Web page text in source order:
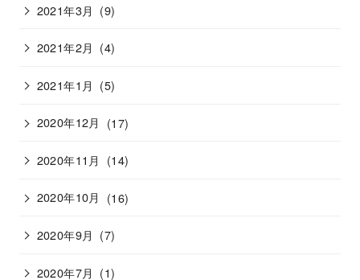
2021年3月 (9)
2021年2月 (4)
2021年1月 (5)
2020年12月 (17)
2020年11月 (14)
2020年10月 (16)
2020年9月 (7)
2020年7月 (1)